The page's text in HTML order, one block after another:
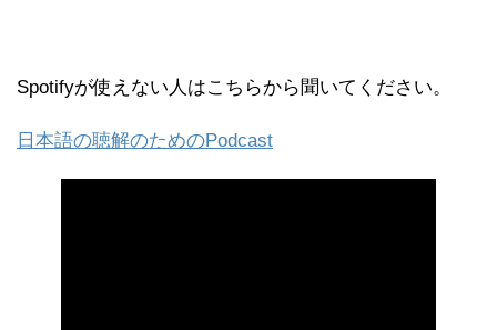
Spotifyが使えない人はこちらから聞いてください。
日本語の聴解のためのPodcast